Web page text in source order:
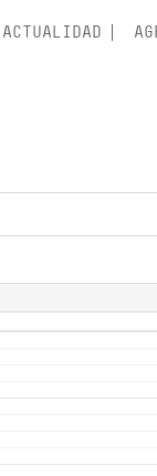
ACTUALIDAD